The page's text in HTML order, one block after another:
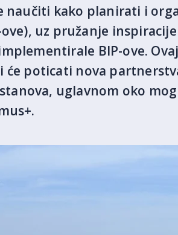
naučiti kako planirati i
uz pružanje
BIP-ove.
poticati nova
uglavnom oko